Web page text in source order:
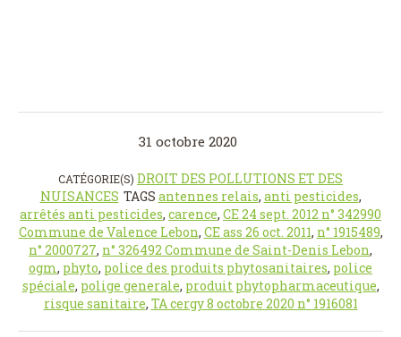
31 octobre 2020
CATÉGORIE(S) DROIT DES POLLUTIONS ET DES
NUISANCES TAGS antennes relais, anti pesticides,
arrêtés anti pesticides, carence, CE 24 sept. 2012 n° 342990
Commune de Valence Lebon, CE ass 26 oct. 2011, n° 1915489,
n° 2000727, n° 326492 Commune de Saint-Denis Lebon,
ogm, phyto, police des produits phytosanitaires, police
spéciale, polige generale, produit phytopharmaceutique,
risque sanitaire, TA cergy 8 octobre 2020 n° 1916081